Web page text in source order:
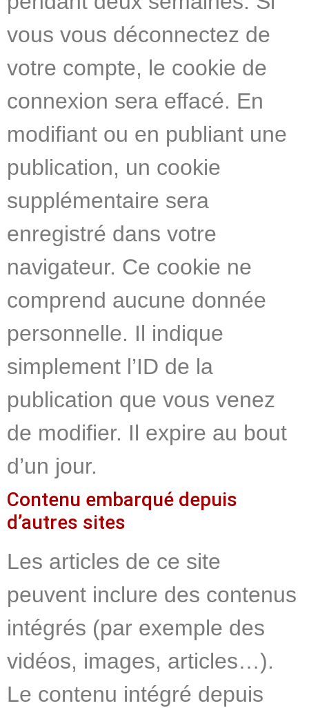
vous vous déconnectez de
votre compte, le cookie de
connexion sera effacé. En
modifiant ou en publiant une
publication, un cookie
supplémentaire sera
enregistré dans votre
navigateur. Ce cookie ne
comprend aucune donnée
personnelle. Il indique
simplement l’ID de la
publication que vous venez
de modifier. Il expire au bout
d’un jour.
Contenu embarqué depuis
d’autres sites
Les articles de ce site
peuvent inclure des contenus
intégrés (par exemple des
vidéos, images, articles…).
Le contenu intégré depuis